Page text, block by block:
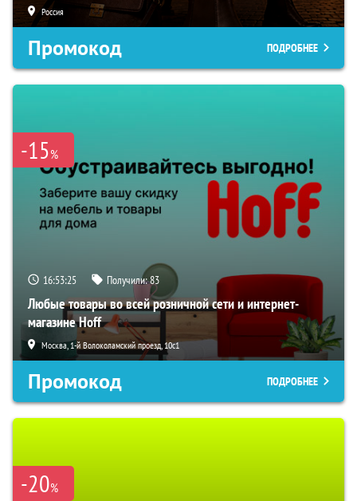
Россия
Промокод ПОДРОБНЕЕ
-15%
16:53:24 Получили:83
Любые товары во всей розничной сети и интернет-
магазине Hoff
Москва, 1-й Волоколамский проезд, 10с1
Промокод ПОДРОБНЕЕ
-20%